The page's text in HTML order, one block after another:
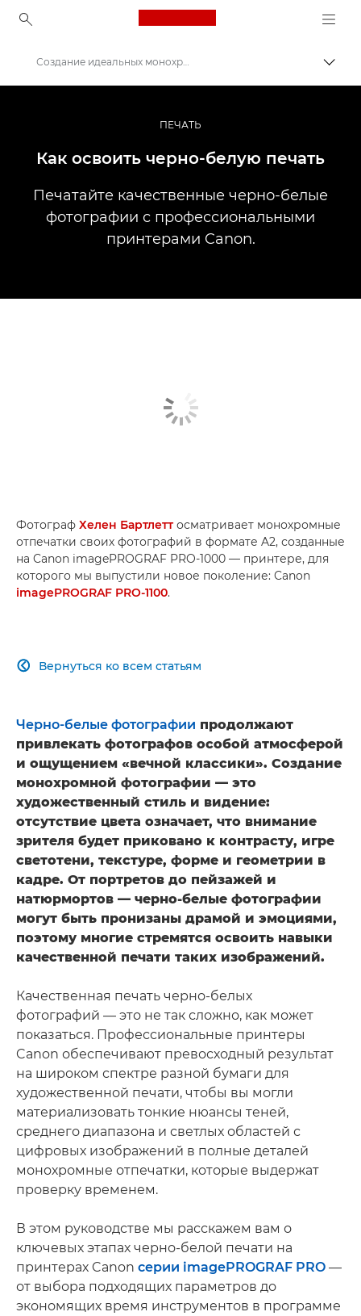
Canon Logo, back to
Профессиональная фото- и видеосъемка
Истории
Создание идеальных монохромных отпечатков
ПЕЧАТЬ
Как освоить черно-белую печать
Печатайте качественные черно-белые
фотографии с профессиональными
принтерами Canon.
Фотограф Хелен Бартлеттосматривает монохромные
отпечатки своих фотографий в формате A2, созданные
на Canon imagePROGRAF PRO-1000 — принтере, для
которого мы выпустили новое поколение: Canon
imagePROGRAF PRO-1100.
Вернуться ко всем статьям

Черно-белые фотографии продолжают
привлекать фотографов особой атмосферой
и ощущением «вечной классики». Создание
монохромной фотографии — это
художественный стиль и видение:
отсутствие цвета означает, что внимание
зрителя будет приковано к контрасту, игре
светотени, текстуре, форме и геометрии в
кадре. От портретов до пейзажей и
натюрмортов — черно-белые фотографии
могут быть пронизаны драмой и эмоциями,
поэтому многие стремятся освоить навыки
качественной печати таких изображений.
Качественная печать черно-белых
фотографий — это не так сложно, как может
показаться. Профессиональные принтеры
Canon обеспечивают превосходный результат
на широком спектре разной бумаги для
художественной печати, чтобы вы могли
материализовать тонкие нюансы теней,
среднего диапазона и светлых областей с
цифровых изображений в полные деталей
монохромные отпечатки, которые выдержат
проверку временем.
В этом руководстве мы расскажем вам о
ключевых этапах черно-белой печати на
принтерах Canon серии imagePROGRAF PRO —
от выбора подходящих параметров до
экономящих время инструментов в программе